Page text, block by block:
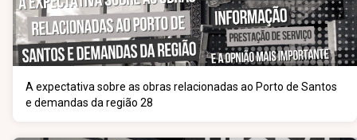
A expectativa sobre as obras relacionadas ao Porto de Santos
e demandas da região 28